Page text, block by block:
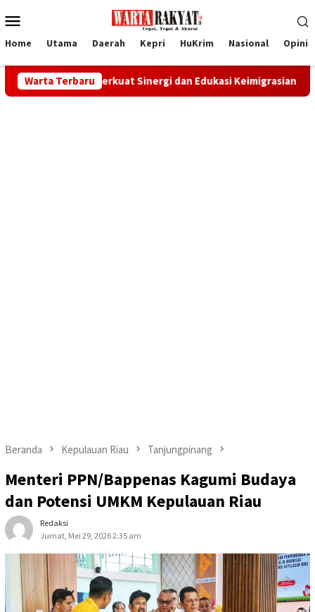
ke
Mobile
Home Utama Daerah Kepri HuKrim Nasional Opini
Warta Terbaru
Perkuat Sinergi dan Edukasi Keimigrasian Safari
Beranda Kepulauan Riau Tanjungpinang
Menteri PPN/Bappenas Kagumi Budaya
dan Potensi UMKM Kepulauan Riau
Redaksi
Jumat, Mei 29, 2026 2:35 am